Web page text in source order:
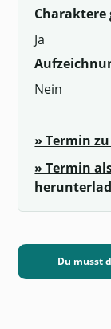
Charaktere
Ja
Nein
» Termin
» Termin
Du musst